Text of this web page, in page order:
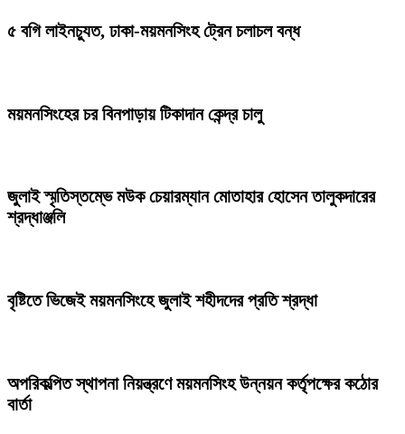
৫ বগি লাইনচ্যুত, ঢাকা-ময়মনসিংহ ট্রেন চলাচল বন্ধ
ময়মনসিংহের চর বিনপাড়ায় টিকাদান কেন্দ্র চালু
জুলাই স্মৃতিস্তম্ভে মউক চেয়ারম্যান মোতাহার হোসেন তালুকদারের
শ্রদ্ধাঞ্জলি
বৃষ্টিতে ভিজেই ময়মনসিংহে জুলাই শহীদদের প্রতি শ্রদ্ধা
অপরিকল্পিত স্থাপনা নিয়ন্ত্রণে ময়মনসিংহ উন্নয়ন কর্তৃপক্ষের কঠোর
বার্তা